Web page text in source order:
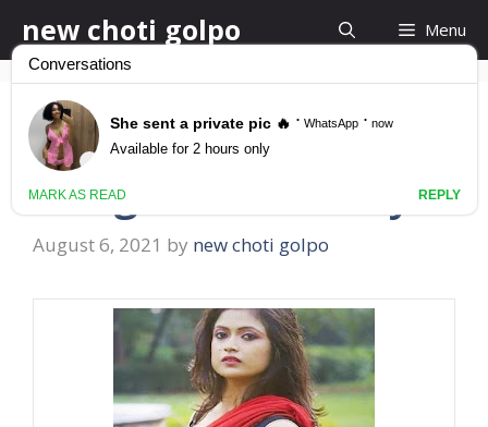
to
content
new choti golpo Menu
দয়া করে পোদে বাড়া দিবেন না
bangla choti story
August 6, 2021 by new choti golpo